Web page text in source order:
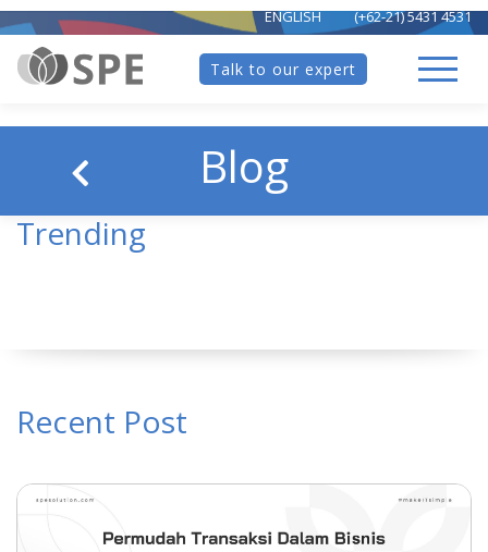
(+62-21) 5431 4531
ENGLISH
Talk to our expert
Blog
Trending
Recent Post